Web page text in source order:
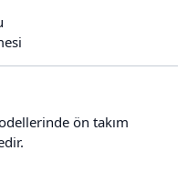
ön takım